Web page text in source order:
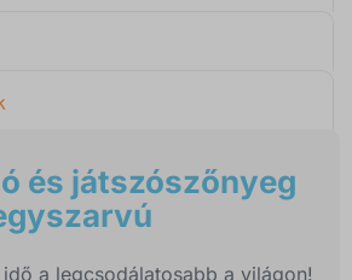
és játszószőnyeg
a legcsodálatosabb a világon!